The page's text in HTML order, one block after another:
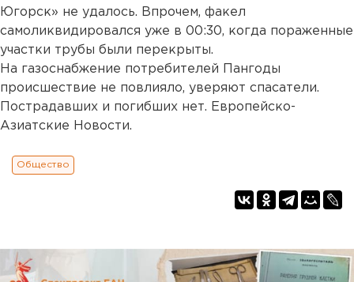
Югорск» не удалось. Впрочем, факел
самоликвидировался уже в 00:30, когда пораженные
участки трубы были перекрыты.
На газоснабжение потребителей Пангоды
происшествие не повлияло, уверяют спасатели.
Пострадавших и погибших нет. Европейско-
Азиатские Новости.
Общество